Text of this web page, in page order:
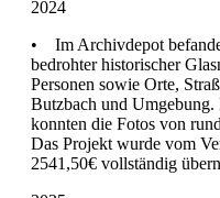
2024
• Im Archivdepot
bedrohter historischer
Personen sowie Orte,
Butzbach und
konnten die Fotos von
Das Projekt wurde vom
2541,50€ vollständig